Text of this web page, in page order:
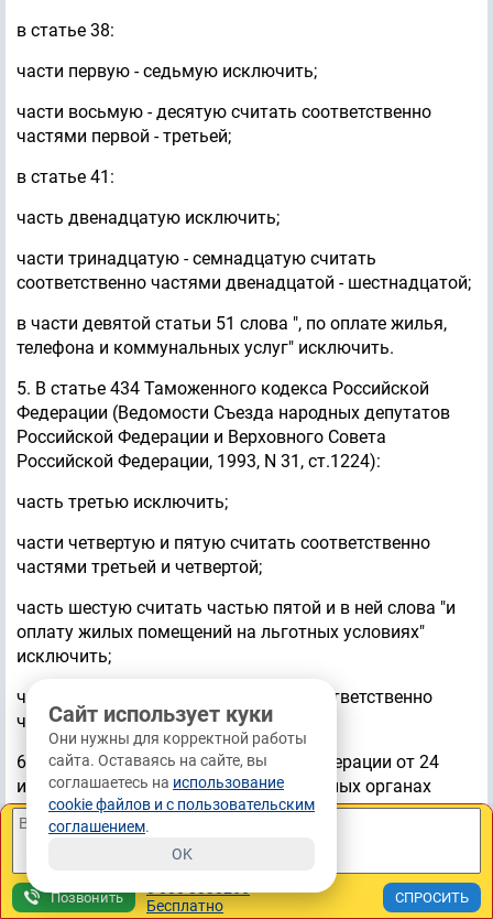
в статье 38:
части первую - седьмую исключить;
части восьмую - десятую считать соответственно
частями первой - третьей;
в статье 41:
часть двенадцатую исключить;
части тринадцатую - семнадцатую считать
соответственно частями двенадцатой - шестнадцатой;
в части девятой статьи 51 слова ", по оплате жилья,
телефона и коммунальных услуг" исключить.
5. В статье 434 Таможенного кодекса Российской
Федерации (Ведомости Съезда народных депутатов
Российской Федерации и Верховного Совета
Российской Федерации, 1993, N 31, ст.1224):
часть третью исключить;
части четвертую и пятую считать соответственно
частями третьей и четвертой;
часть шестую считать частью пятой и в ней слова "и
оплату жилых помещений на льготных условиях"
исключить;
части седьмую - девятую считать соответственно
частями шестой - восьмой.
6. В статье 17 Закона Российской Федерации от 24
июня 1993 года N 5238-1 "О федеральных органах
налоговой полиции" (Ведомости Съезда народных
депутатов Российской Федерации и Верховного Совета
Российской Федерации, 1993, N 29, ст.1114; Собрание
законодательства Российской Федерации, 1995, N 51,
ст.4973):
Позвонить
Бесплатно
Сайт использует куки
Они нужны для корректной работы
сайта. Оставаясь на сайте, вы
соглашаетесь на использование
cookie файлов и с пользовательским
соглашением.
OK